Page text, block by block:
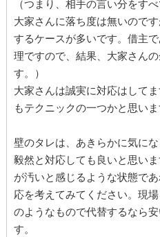
（つまり、相手の言い分をす
大家さんに落ち度は無いので
するケースが多いです。借主
理ですので、結果、大家さん
す。）
大家さんは誠実に対応はして
もテクニックの一つかと思いま
壁のタレは、あきらかに気に
毅然と対応しても良いと思い
が汚いと感じるような状態で
応を考えてみてください。現
のようなもので代替するなら
す。